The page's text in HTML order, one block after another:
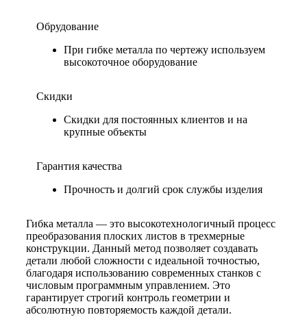
Обрудование
При гибке металла по чертежу используем
высокоточное оборудование
Скидки
Скидки для постоянных клиентов и на
крупные объекты
Гарантия качества
Прочность и долгий срок службы изделия
Гибка металла — это высокотехнологичный процесс
преобразования плоских листов в трехмерные
конструкции. Данный метод позволяет создавать
детали любой сложности с идеальной точностью,
благодаря использованию современных станков с
числовым программным управлением. Это
гарантирует строгий контроль геометрии и
абсолютную повторяемость каждой детали.